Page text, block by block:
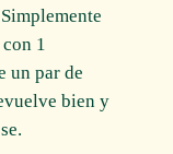
1
un par de
bien y